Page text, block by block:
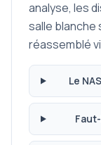
analyse, les
salle blanche
réassemblé
Le